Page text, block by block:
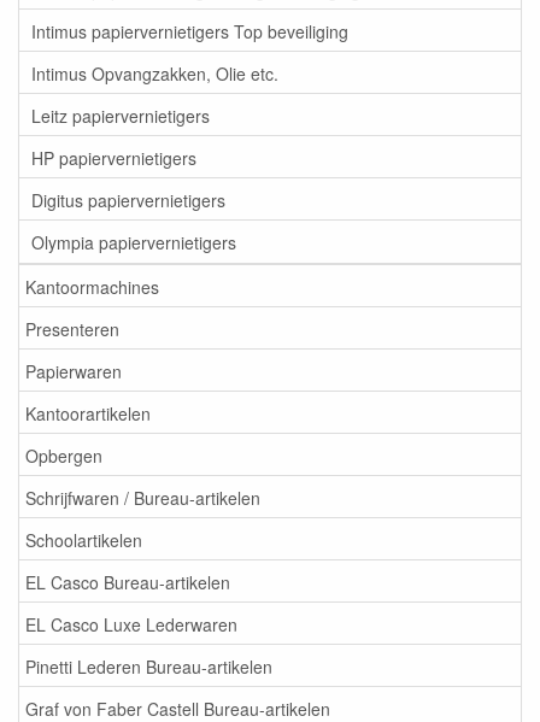
Intimus papiervernietigers Top beveiliging
Intimus Opvangzakken, Olie etc.
Leitz papiervernietigers
HP papiervernietigers
Digitus papiervernietigers
Olympia papiervernietigers
Kantoormachines
Presenteren
Papierwaren
Kantoorartikelen
Opbergen
Schrijfwaren / Bureau-artikelen
Schoolartikelen
EL Casco Bureau-artikelen
EL Casco Luxe Lederwaren
Pinetti Lederen Bureau-artikelen
Graf von Faber Castell Bureau-artikelen